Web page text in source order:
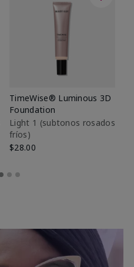
TimeWise® Luminous 3D
Foundation
Light 1​ (subtonos rosados
fríos)
$28.00